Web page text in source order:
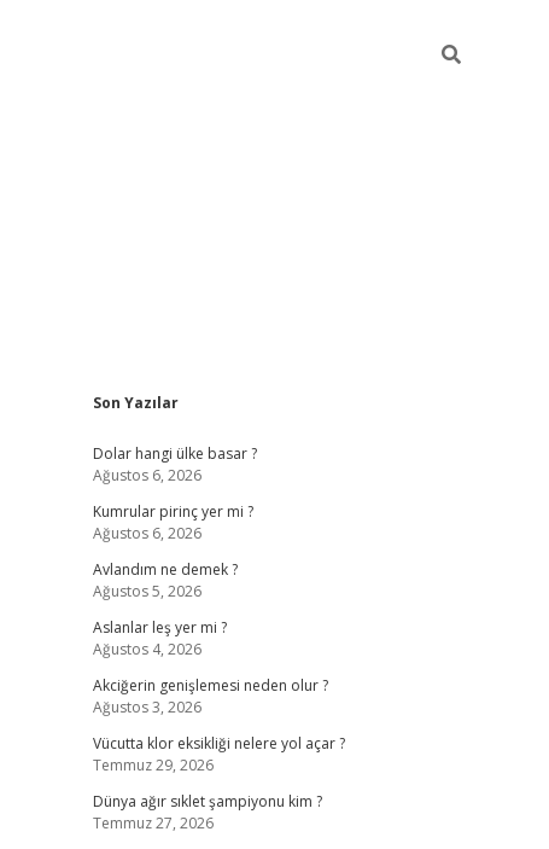
Sidebar
Son Yazılar
Dolar hangi ülke basar ?
Ağustos 6, 2026
Kumrular pirinç yer mi ?
Ağustos 6, 2026
Avlandım ne demek ?
Ağustos 5, 2026
Aslanlar leş yer mi ?
Ağustos 4, 2026
Akciğerin genişlemesi neden olur ?
Ağustos 3, 2026
Vücutta klor eksikliği nelere yol açar ?
Temmuz 29, 2026
Dünya ağır sıklet şampiyonu kim ?
Temmuz 27, 2026